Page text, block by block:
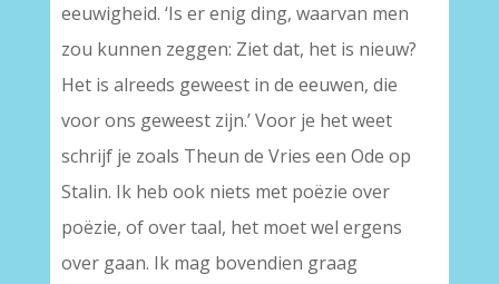
eeuwigheid. ‘Is er enig ding, waarvan men
zou kunnen zeggen: Ziet dat, het is nieuw?
Het is alreeds geweest in de eeuwen, die
voor ons geweest zijn.’ Voor je het weet
schrijf je zoals Theun de Vries een Ode op
Stalin. Ik heb ook niets met poëzie over
poëzie, of over taal, het moet wel ergens
over gaan. Ik mag bovendien graag